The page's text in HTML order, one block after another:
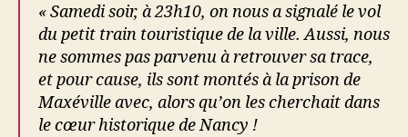
« Samedi soir, à 23h10, on nous a signalé le vol
du petit train touristique de la ville. Aussi, nous
ne sommes pas parvenu à retrouver sa trace,
et pour cause, ils sont montés à la prison de
Maxéville avec, alors qu’on les cherchait dans
le cœur historique de Nancy !